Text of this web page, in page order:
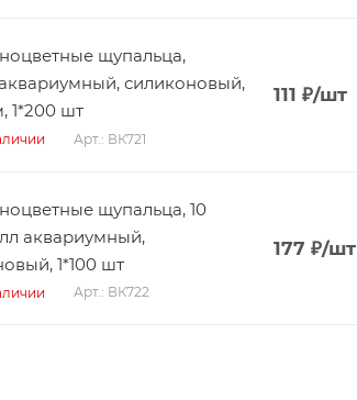
щупальца,
силиконовый,
1*200 шт
Арт.: ВК721
111 ₽/шт
щупальца, 10
аквариумный,
1*100 шт
Арт.: ВК722
177 ₽/шт